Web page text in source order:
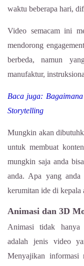
waktu beberapa hari,
Video semacam ini
mendorong
berbeda, namun
manufaktur,
Baca juga:
Storytelling
Mungkin akan
untuk membuat
mungkin saja anda
anda. Apa yang anda
kerumitan ide di kepala
Animasi dan 3D
Animasi tidak hanya
adalah jenis video
Menyajikan informasi